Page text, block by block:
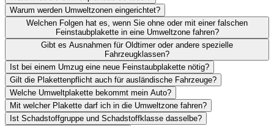
Warum werden Umweltzonen eingerichtet?
Welchen Folgen hat es, wenn Sie ohne oder mit einer falschen
Feinstaubplakette in eine Umweltzone fahren?
Gibt es Ausnahmen für Oldtimer oder andere spezielle
Fahrzeugklassen?
Ist bei einem Umzug eine neue Feinstaubplakette nötig?
Gilt die Plakettenpflicht auch für ausländische Fahrzeuge?
Welche Umweltplakette bekommt mein Auto?
Mit welcher Plakette darf ich in die Umweltzone fahren?
Ist Schadstoffgruppe und Schadstoffklasse dasselbe?